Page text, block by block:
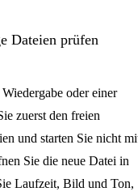
Dateien prüfen
oder einer
zuerst den freien
und starten Sie nicht
Sie die neue Datei in
Laufzeit, Bild und Ton,